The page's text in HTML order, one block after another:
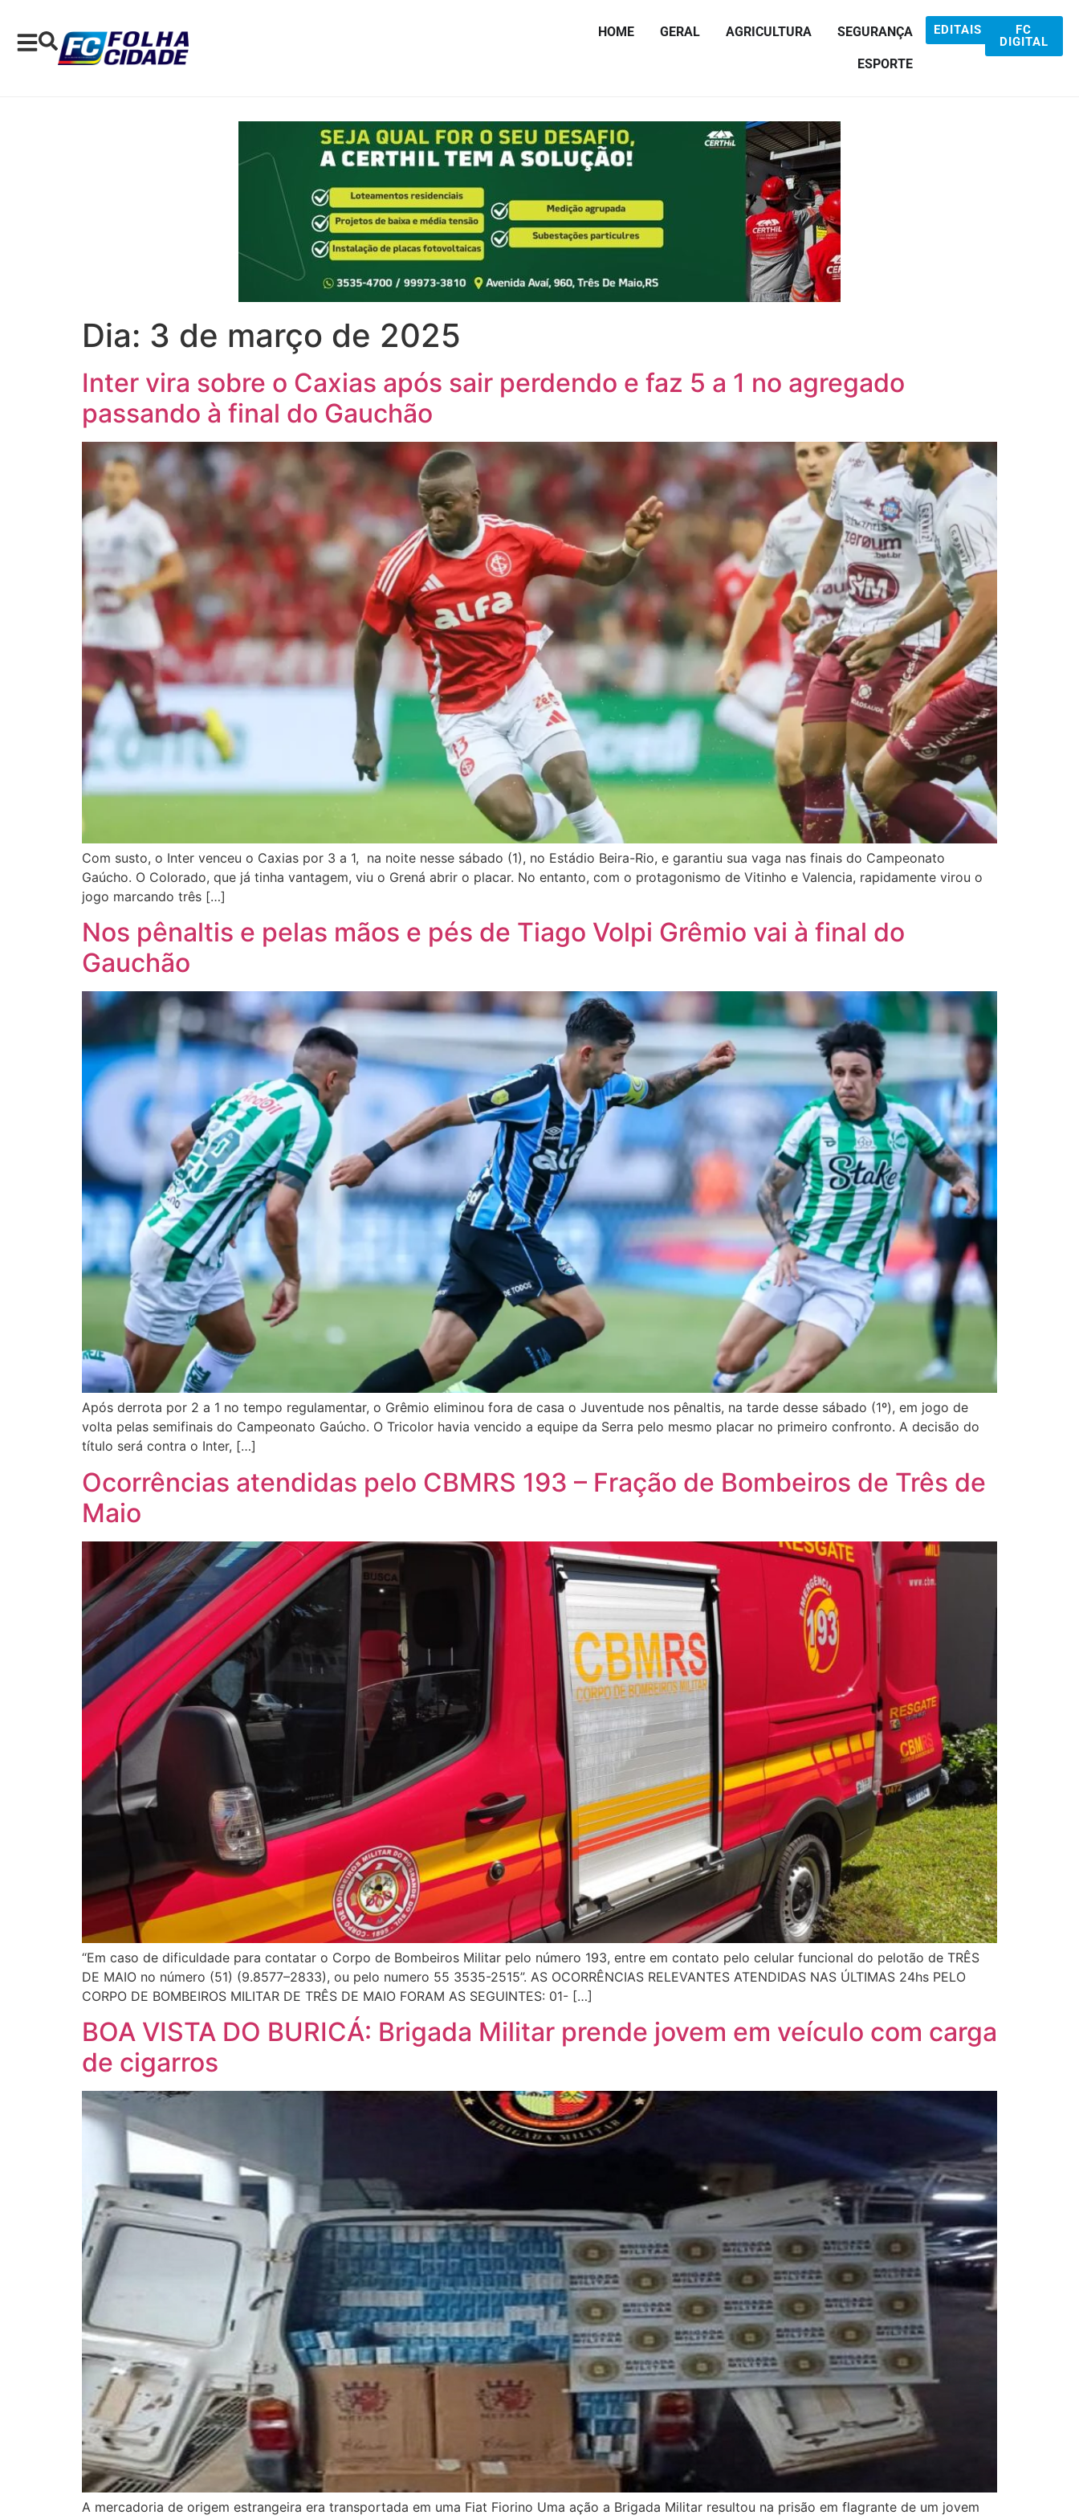
HOME GERAL AGRICULTURA SEGURANÇA
ESPORTE
EDITAIS
FC
DIGITAL
Dia: 3 de março de 2025
Inter vira sobre o Caxias após sair perdendo e faz 5 a 1 no agregado
passando à final do Gauchão
Com susto, o Inter venceu o Caxias por 3 a 1, na noite nesse sábado (1), no Estádio Beira-Rio, e garantiu sua vaga nas finais do Campeonato
Gaúcho. O Colorado, que já tinha vantagem, viu o Grená abrir o placar. No entanto, com o protagonismo de Vitinho e Valencia, rapidamente virou o
jogo marcando três […]
Nos pênaltis e pelas mãos e pés de Tiago Volpi Grêmio vai à final do
Gauchão
Após derrota por 2 a 1 no tempo regulamentar, o Grêmio eliminou fora de casa o Juventude nos pênaltis, na tarde desse sábado (1º), em jogo de
volta pelas semifinais do Campeonato Gaúcho. O Tricolor havia vencido a equipe da Serra pelo mesmo placar no primeiro confronto. A decisão do
título será contra o Inter, […]
Ocorrências atendidas pelo CBMRS 193 – Fração de Bombeiros de Três de
Maio
“Em caso de dificuldade para contatar o Corpo de Bombeiros Militar pelo número 193, entre em contato pelo celular funcional do pelotão de TRÊS
DE MAIO no número (51) (9.8577–2833), ou pelo numero 55 3535-2515”. AS OCORRÊNCIAS RELEVANTES ATENDIDAS NAS ÚLTIMAS 24hs PELO
CORPO DE BOMBEIROS MILITAR DE TRÊS DE MAIO FORAM AS SEGUINTES: 01- […]
BOA VISTA DO BURICÁ: Brigada Militar prende jovem em veículo com carga
de cigarros
A mercadoria de origem estrangeira era transportada em uma Fiat Fiorino Uma ação a Brigada Militar resultou na prisão em flagrante de um jovem